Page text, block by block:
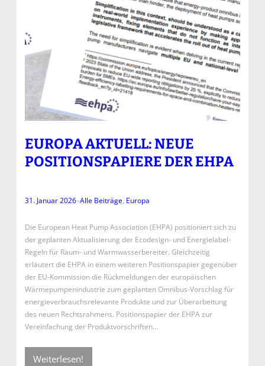
EUROPA AKTUELL: NEUE
POSITIONSPAPIERE DER EHPA
31. Januar 2026–Alle Beiträge, Europa
Die European Heat Pump Association (EHPA) positioniert sich zu
der geplanten Aktualisierung der Ecodesign- und Energielabel-
Regeln für Raum- und Warmwasserbereiter. Gleichzeitig
erläutert die EHPA in einem weiteren Positionspapier gegenüber
der EU-Kommission die Rückmeldungen der europäischen
Wärmepumpenindustrie zum geplanten Omnibus-Vorschlag für
energieverbrauchsrelevante Produkte und zur Überarbeitung
des neuen Rechtsrahmens. Positionspapier der EHPA zur
Vereinfachung der Produktvorschriften…
Weiterlesen!